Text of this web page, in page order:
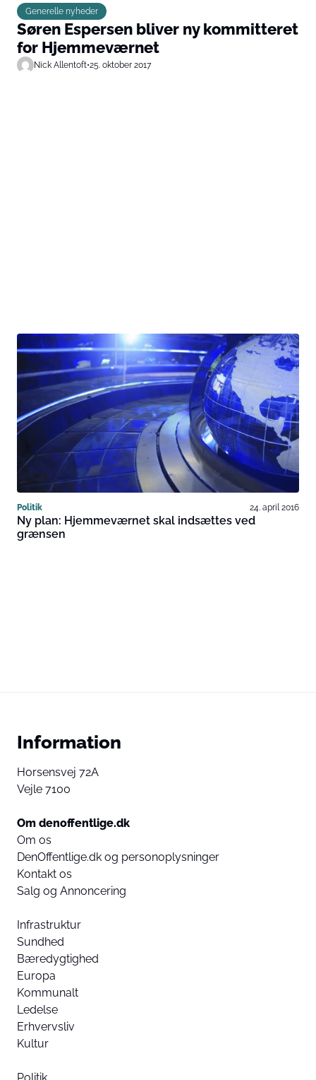
Generelle nyheder
Søren Espersen bliver ny kommitteret
for Hjemmeværnet
Nick Allentoft•25. oktober 2017
Politik 24. april 2016
Ny plan: Hjemmeværnet skal indsættes ved
grænsen
Information
Horsensvej 72A
Vejle 7100
Om denoffentlige.dk
Om os
DenOffentlige.dk og personoplysninger
Kontakt os
Salg og Annoncering
Infrastruktur
Sundhed
Bæredygtighed
Europa
Kommunalt
Ledelse
Erhvervsliv
Kultur
Politik